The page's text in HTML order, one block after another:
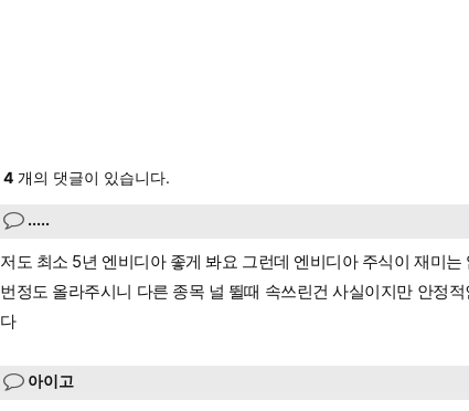
4 개의 댓글이 있습니다.
.....
저도 최소 5년 엔비디아 좋게 봐요 그런데 엔비디아 주식이 재미
번정도 올라주시니 다른 종목 널 뛸때 속쓰린건 사실이지만 안정
다
아이고